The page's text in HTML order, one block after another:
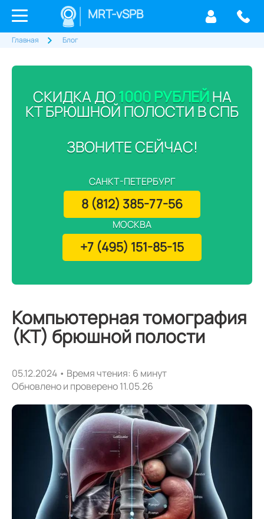
MRT-vSPB
Главная Блог
Компьютерная томография
(КТ) брюшной полости
05.12.2024 • Время чтения: 6 минут
Обновлено и проверено 11.05.26
СКИДКА ДО1000 РУБЛЕЙНА
КТ БРЮШНОЙ ПОЛОСТИ В СПБ
ЗВОНИТЕ СЕЙЧАС!
САНКТ-ПЕТЕРБУРГ
8 (812) 385-77-56
МОСКВА
+7 (495) 151-85-15